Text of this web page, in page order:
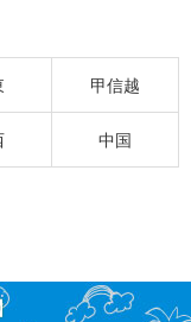
甲信越
中国